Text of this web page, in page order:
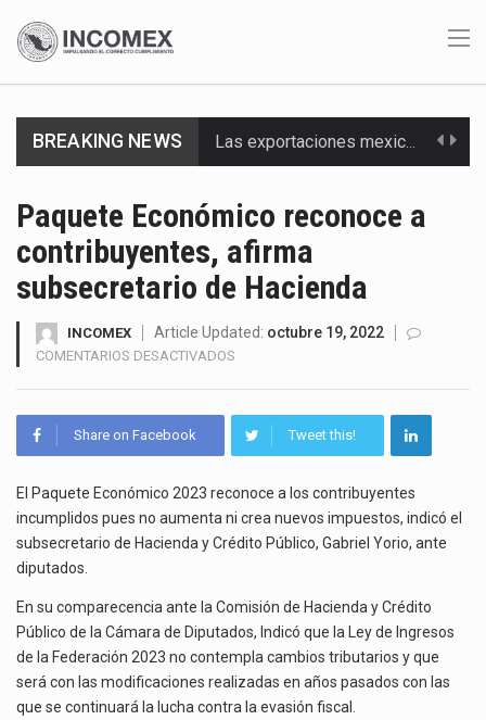
BREAKING NEWS En el primer semestre de 2026, el Servicio de Administración Tributaria (SAT) cobró un total…
Los créditos fiscales determinados a empresas IMMEX rara vez nacen de una interpretación equivocada de…
La industria automotriz mexicana concentra más de la mitad de las quejas bajo el Mecanismo…
La inversión fija bruta en México registró un aumento de 1.1% interanual en mayo de…
El gobierno de Estados Unidos anunciará un arancel del 15 % sobre los productos fabricados…
El Departamento de Agricultura de Estados Unidos (USDA) suspendió el 5 de agosto de 2026…
Paquete Económico reconoce a
contribuyentes, afirma
subsecretario de Hacienda
INCOMEX Article Updated: octubre 19, 2022
COMENTARIOS DESACTIVADOS
RECONOCE
AFIRMA
SUBSECRETARIO
DE
Share on Facebook Tweet this!
El Paquete Económico 2023 reconoce a los contribuyentes
incumplidos pues no aumenta ni crea nuevos impuestos, indicó el
subsecretario de Hacienda y Crédito Público, Gabriel Yorio, ante
diputados.
En su comparecencia ante la Comisión de Hacienda y Crédito
Público de la Cámara de Diputados, Indicó que la Ley de Ingresos
de la Federación 2023 no contempla cambios tributarios y que
será con las modificaciones realizadas en años pasados con las
que se continuará la lucha contra la evasión fiscal.